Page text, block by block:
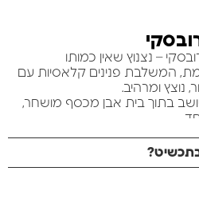
– נצנוץ שאין כמותו
המשלבת פנינים קלאסיות עם
נוצץ ומרהיב.
בתוך בית אבן מכסף מושחר,
עם נוכחות שמרשימה גם